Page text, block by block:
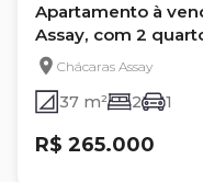
Apartamento à
Assay, com 2
Chácaras Assay
37 m² 2 1
R$ 265.000